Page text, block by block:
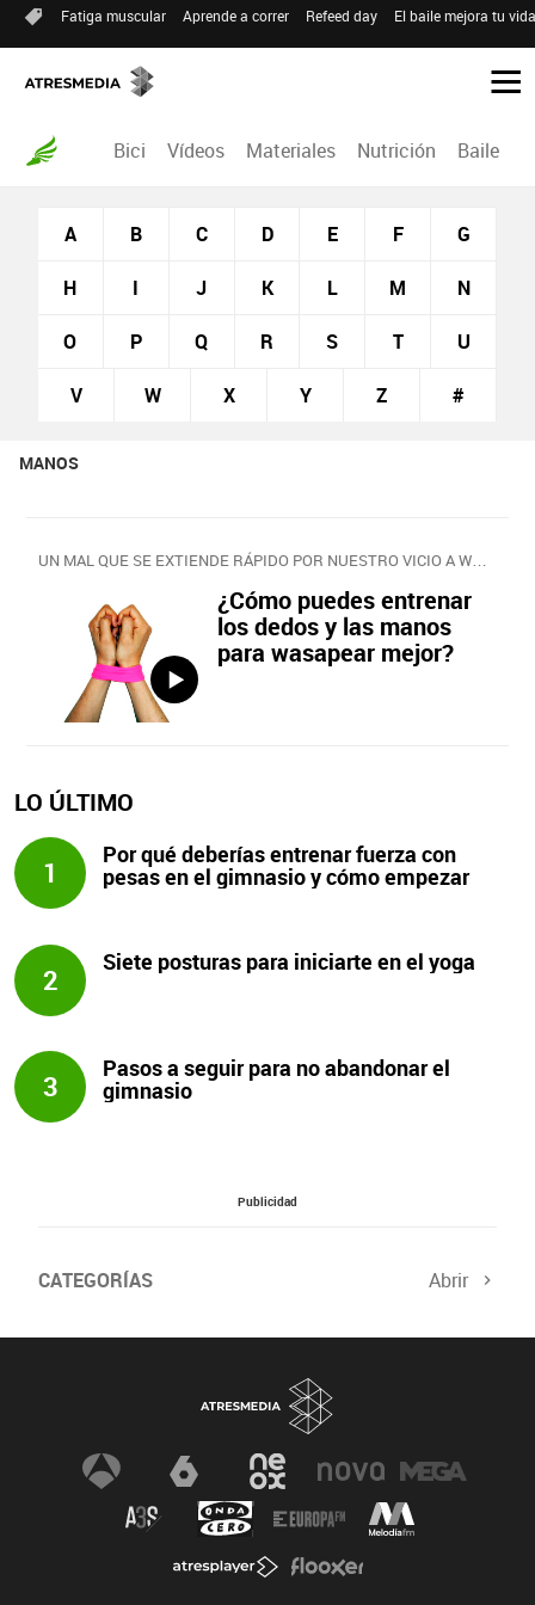
Fatiga muscular Aprende a correr Refeed day El baile mejora tu
Bici Vídeos Materiales Nutrición Baile
A B C D E F G
H I J K L M N
O P Q R S T U
V W X Y Z #
MANOS
UN MAL QUE SE EXTIENDE RÁPIDO POR NUESTRO VICIO A WHATSAPP
¿Cómo puedes entrenar
los dedos y las manos
para wasapear mejor?
LO ÚLTIMO
1
Por qué deberías entrenar fuerza con
pesas en el gimnasio y cómo empezar
2
Siete posturas para iniciarte en el yoga
3
Pasos a seguir para no abandonar el
gimnasio
Publicidad
CATEGORÍAS Abrir
Salud sexual El tiempo Viajes y planes
Champions Últimas noticias
Nutrición Gastronomía Recetas de cocina
Trabaja los glúteos Suelo pélvico
Dietas sanas